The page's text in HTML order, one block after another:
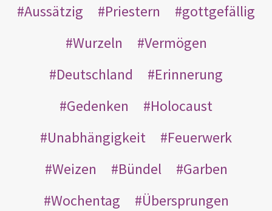
Aussätzig
Priestern
gottgefällig
Wurzeln
Vermögen
Deutschland
Erinnerung
Gedenken
Holocaust
Unabhängigkeit
Feuerwerk
Weizen
Bündel
Garben
Wochentag
Übersprungen